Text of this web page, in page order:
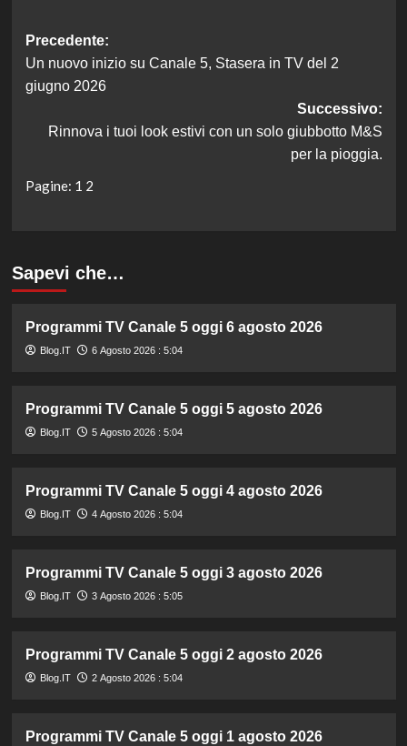
Navigazione
articolo
Precedente:
Un nuovo inizio su Canale 5, Stasera in TV del 2
giugno 2026
Successivo:
Rinnova i tuoi look estivi con un solo giubbotto M&S
per la pioggia.
Pagine: 1 2
Sapevi che…
Programmi TV Canale 5 oggi 6 agosto 2026
Blog.IT 6 Agosto 2026 : 5:04
Programmi TV Canale 5 oggi 5 agosto 2026
Blog.IT 5 Agosto 2026 : 5:04
Programmi TV Canale 5 oggi 4 agosto 2026
Blog.IT 4 Agosto 2026 : 5:04
Programmi TV Canale 5 oggi 3 agosto 2026
Blog.IT 3 Agosto 2026 : 5:05
Programmi TV Canale 5 oggi 2 agosto 2026
Blog.IT 2 Agosto 2026 : 5:04
Programmi TV Canale 5 oggi 1 agosto 2026